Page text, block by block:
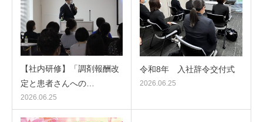
【社内研修】「調剤報酬改
定と患者さんへの…
2026.06.25
令和8年 入社辞令交付式
2026.06.25